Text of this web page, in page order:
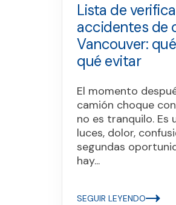
Lista de
accidentes de
Vancouver:
qué evitar
El momento
camión choque
no es tranquilo. Es
luces, dolor,
segundas
hay...
SEGUIR LEYENDO